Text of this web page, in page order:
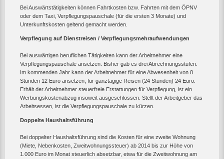
Bei Auswärtstätigkeiten können Fahrtkosten bzw. Fahrten mit dem ÖPNV
oder dem Taxi, Verpflegungspauschale (für die ersten 3 Monate) und
Unterkunftskosten geltend gemacht werden.
Verpflegung auf Dienstreisen / Verpflegungsmehraufwendungen
Bei auswärtigen beruflichen Tätigkeiten kann der Arbeitnehmer eine
Verpflegungspauschale ansetzen. Bisher gab es drei Abrechnungsstufen.
Im kommenden Jahr kann der Arbeitnehmer für eine Abwesenheit von 8
Stunden 12 Euro ansetzen, für ganztägige Reisen (24 Stunden) 24 Euro.
Erhält der Arbeitnehmer steuerfreie Erstattungen für Verpflegung, ist ein
Werbungskostenabzug insoweit ausgeschlossen. Stellt der Arbeitgeber das
Arbeitsessen, ist die Verpflegungspauschale zu kürzen.
Doppelte Haushaltsführung
Bei doppelter Haushaltsführung sind die Kosten für eine zweite Wohnung
(Miete, Nebenkosten, Zweitwohnungssteuer) ab 2014 bis zur Höhe von
1.000 Euro im Monat steuerlich absetzbar, etwa für die Zweitwohnung am